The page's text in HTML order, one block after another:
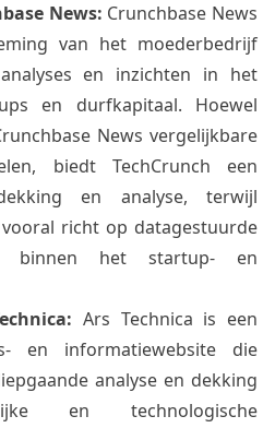
News: Crunchbase News
van het moederbedrijf
en inzichten in het
en durfkapitaal. Hoewel
News vergelijkbare
biedt TechCrunch een
en analyse, terwijl
richt op datagestuurde
binnen het startup- en
Ars Technica is een
en informatiewebsite die
analyse en dekking
en technologische